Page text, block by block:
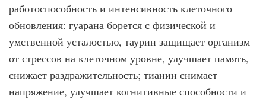
работоспособность и интенсивность клеточного
обновления: гуарана борется с физической и
умственной усталостью, таурин защищает организм
от стрессов на клеточном уровне, улучшает память,
снижает раздражительность; тианин снимает
напряжение, улучшает когнитивные способности и